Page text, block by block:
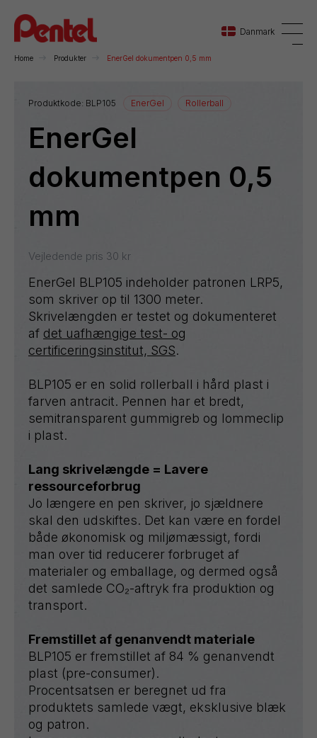
Danmark
Danmark
Sverige
Home Produkter EnerGel dokumentpen 0,5 mm
Produktkode: BLP105 EnerGel Rollerball
EnerGel
dokumentpen 0,5
mm
Vejledende pris 30 kr
EnerGel BLP105 indeholder patronen LRP5,
som skriver op til 1300 meter.
Skrivelængden er testet og dokumenteret
af det uafhængige test- og
certificeringsinstitut, SGS.
BLP105 er en solid rollerball i hård plast i
farven antracit. Pennen har et bredt,
semitransparent gummigreb og lommeclip
i plast.
Lang skrivelængde = Lavere
ressourceforbrug
Jo længere en pen skriver, jo sjældnere
skal den udskiftes. Det kan være en fordel
både økonomisk og miljømæssigt, fordi
man over tid reducerer forbruget af
materialer og emballage, og dermed også
det samlede CO₂-aftryk fra produktion og
transport.
Fremstillet af genanvendt materiale
BLP105 er fremstillet af 84 % genanvendt
plast (pre-consumer).
Procentsatsen er beregnet ud fra
produktets samlede vægt, eksklusive blæk
og patron.